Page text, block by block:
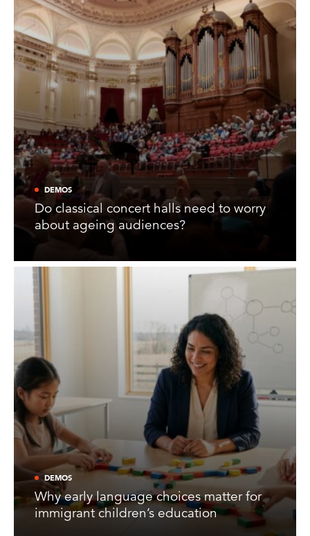
DEMOS
Do classical concert halls need to worry
about ageing audiences?
DEMOS
Why early language choices matter for
immigrant children’s education